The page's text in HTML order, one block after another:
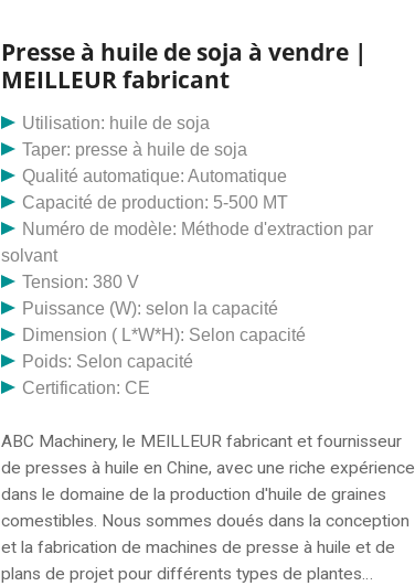
Presse à huile de soja à vendre |
MEILLEUR fabricant
Utilisation: huile de soja
Taper: presse à huile de soja
Qualité automatique: Automatique
Capacité de production: 5-500 MT
Numéro de modèle: Méthode d'extraction par
solvant
Tension: 380 V
Puissance (W): selon la capacité
Dimension ( L*W*H): Selon capacité
Poids: Selon capacité
Certification: CE
ABC Machinery, le MEILLEUR fabricant et fournisseur
de presses à huile en Chine, avec une riche expérience
dans le domaine de la production d'huile de graines
comestibles. Nous sommes doués dans la conception
et la fabrication de machines de presse à huile et de
plans de projet pour différents types de plantes